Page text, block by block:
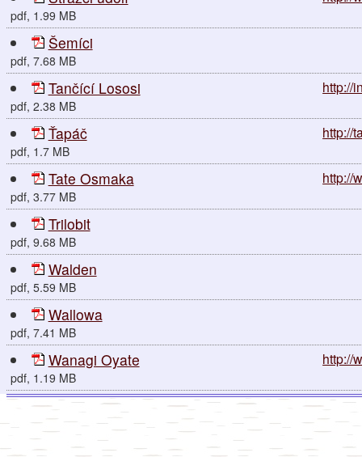
pdf, 1.99 MB
Šemíci
pdf, 7.68 MB
Tančící Lososi http://
pdf, 2.38 MB
Ťapáč http://
pdf, 1.7 MB
Tate Osmaka http://
pdf, 3.77 MB
Trilobit
pdf, 9.68 MB
Walden
pdf, 5.59 MB
Wallowa
pdf, 7.41 MB
Wanagi Oyate http://
pdf, 1.19 MB